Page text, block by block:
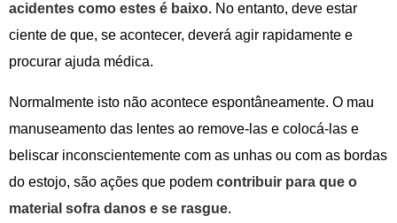
acidentes como estes é baixo. No entanto, deve estar
ciente de que, se acontecer, deverá agir rapidamente e
procurar ajuda médica.
Normalmente isto não acontece espontâneamente. O mau
manuseamento das lentes ao remove-las e colocá-las e
beliscar inconscientemente com as unhas ou com as bordas
do estojo, são ações que podem contribuir para que o
material sofra danos e se rasgue.